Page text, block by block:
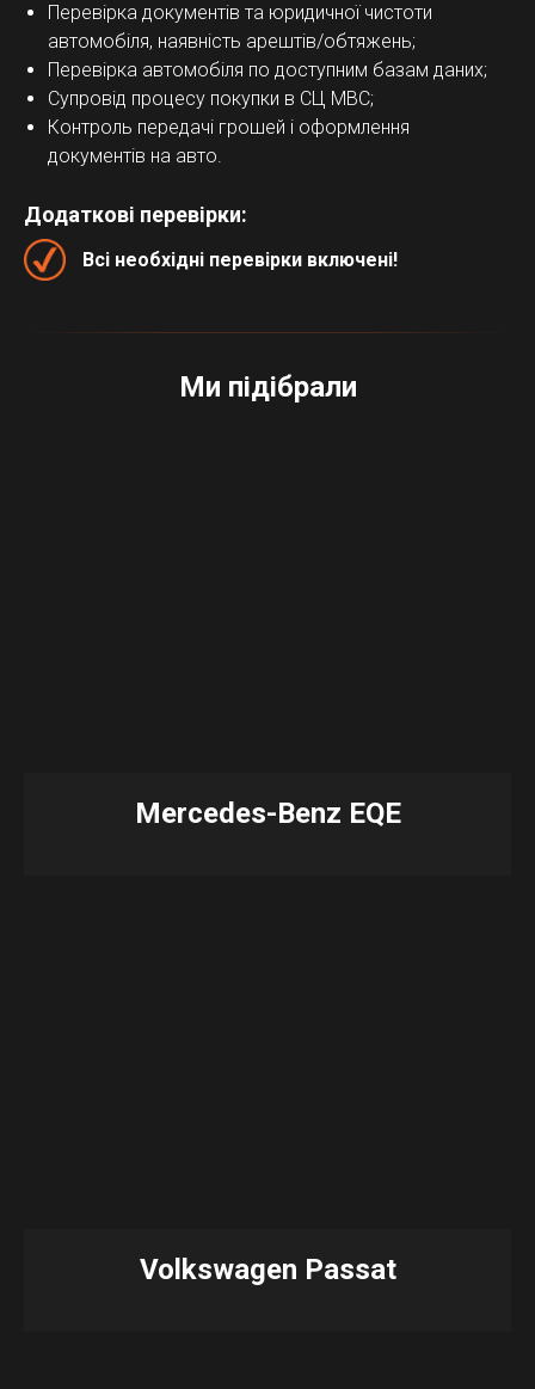
Перевірка документів та юридичної чистоти
автомобіля, наявність арештів/обтяжень;
Перевірка автомобіля по доступним базам даних;
Супровід процесу покупки в СЦ МВС;
Контроль передачі грошей і оформлення
документів на авто.
Додаткові перевірки:
Всі необхідні перевірки включені!
Ми підібрали
Mercedes-Benz EQE
Volkswagen Passat